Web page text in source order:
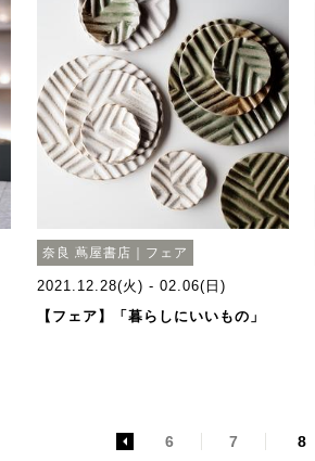
奈良 蔦屋書店｜フェア
2021.12.28(火) - 02.06(日)
【フェア】「暮らしにいいもの」
6 7 8